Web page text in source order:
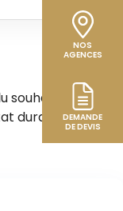
NOS
AGENCES
DEMANDE
DE DEVIS
Lors du
durable,